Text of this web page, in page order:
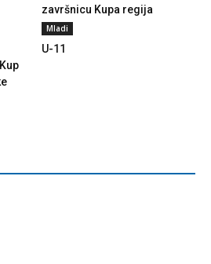
završnicu Kupa regija
Mladi
U-11